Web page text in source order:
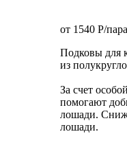
от 1540 P/пара
Подковы для
из
За счет
помогают
лошади.
лошади.